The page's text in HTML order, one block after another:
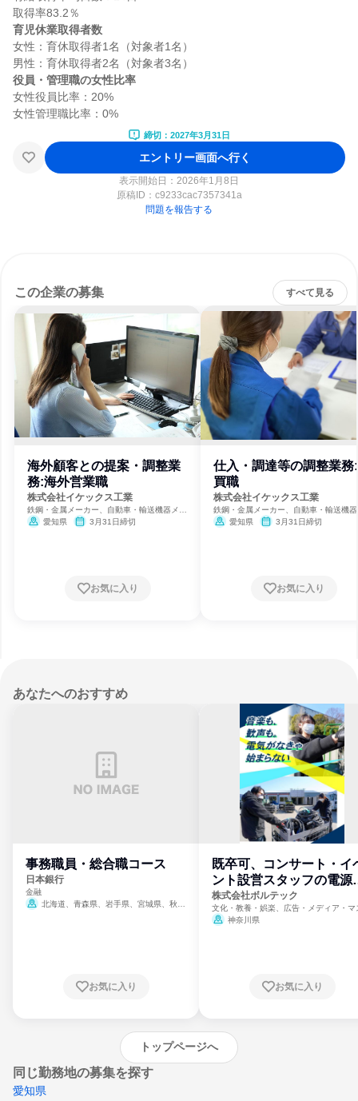
育児休業取得者数
女性：育休取得者1名（対象者1名）
役員・管理職の女性比率
女性役員比率：20%
締切：2027年3月31日
エントリー画面へ行く
表示開始日：2026年1月8日
原稿ID： c9233cac7357341a
問題を報告する
この企業の募集 すべて見る
海外顧客との提案・調整業
務:海外営業職
株式会社イケックス工業
鉄鋼・金属メーカー、自動車・輸送機器メー
カー 愛知県 3月31日締切
お気に入り
仕入・調達等の調整業務
買職
株式会社イケックス工業
鉄鋼・金属メーカー、自動車・輸送機
カー 愛知県 3月31日締切
お気に入り
あなたへのおすすめ
事務職員・総合職コース
日本銀行
金融
北海道、青森県、岩手県、宮城県、秋田
崎県、熊本県、大分県、宮崎県、鹿児島県、
お気に入り
既卒可、コンサート・イ
ント設営スタッフの電源
門
株式会社ボルテック
文化・教養・娯楽、広告・メディア・マ
ミ、電力・ガス・水道・エネルギー
神奈川県
お気に入り
トップページへ
同じ勤務地の募集を探す
愛知県